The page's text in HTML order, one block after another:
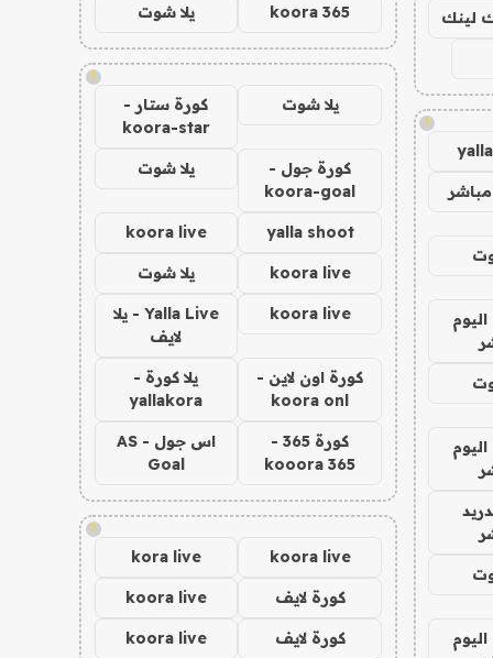
لينك
!
koora 365 يلا شوت
!
يلا شوت
كورة ستار -
koora-star
كورة جول -
koora-goal
يلا شوت
yalla shoot
koora live
koora live يلا شوت
koora live
Yalla Live - يلا
لايف
كورة اون لاين -
koora onl
يلا كورة -
yallakora
كورة 365 -
kooora 365
اس جول - AS
Goal
!
koora live
kora live
كورة لايف koora live
كورة لايف koora live